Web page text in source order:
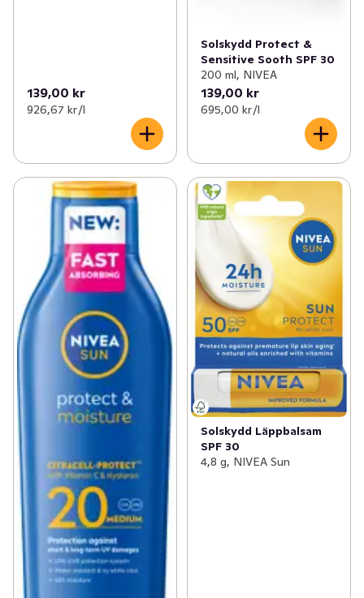
139,00 kr
926,67 kr /l
Solskydd Protect &
Sensitive Sooth SPF 30
200 ml, NIVEA
139,00 kr
695,00 kr /l
Solskydd Läppbalsam
SPF 30
4,8 g, NIVEA Sun